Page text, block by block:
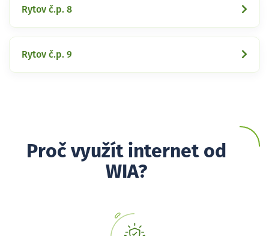
Rytov č.p. 8
Rytov č.p. 9
Proč využít internet od
WIA?